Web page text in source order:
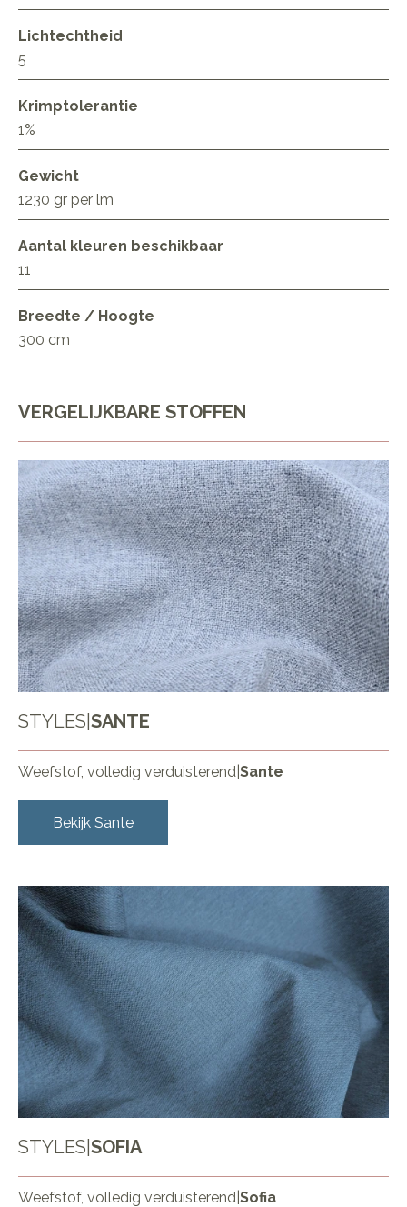
Lichtechtheid
5
Krimptolerantie
1%
Gewicht
1230 gr per lm
Aantal kleuren beschikbaar
11
Breedte / Hoogte
300 cm
VERGELIJKBARE STOFFEN
STYLES SANTE
Weefstof, volledig verduisterend Sante
Bekijk Sante
STYLES SOFIA
Weefstof, volledig verduisterend Sofia